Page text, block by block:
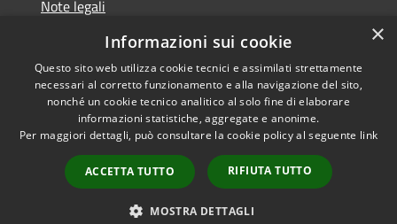
Note legali
Dichiarazione di accessibilità
Accessibilità
Copyright © 2026 • Comune di
Presezzo • Powered by
Municipium•
Accesso
redazione
×
Informazioni sui cookie
Questo sito web utilizza cookie tecnici e assimilati strettamente
necessari al corretto funzionamento e alla navigazione del sito,
nonché un cookie tecnico analitico al solo fine di elaborare
informazioni statistiche, aggregate e anonime.
Per maggiori dettagli, può consultare la cookie policy al seguente link
ACCETTA TUTTO RIFIUTA TUTTO
MOSTRA DETTAGLI